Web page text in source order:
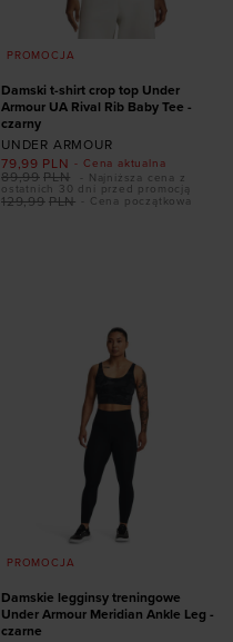
PROMOCJA
Damski t-shirt crop top Under
Armour UA Rival Rib Baby Tee -
czarny
UNDER ARMOUR
- Cena aktualna
79,99 PLN
- Cena początkowa
129,99 PLN
89,99 PLN
- Najniższa cena z
ostatnich 30 dni przed promocją
PROMOCJA
Damskie legginsy treningowe
Under Armour Meridian Ankle Leg -
czarne